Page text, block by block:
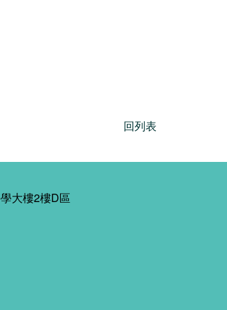
回列表
大樓2樓D區